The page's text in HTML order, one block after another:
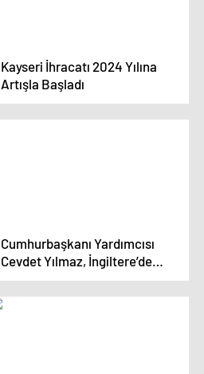
Kayseri İhracatı 2024 Yılına
Artışla Başladı
Cumhurbaşkanı Yardımcısı
Cevdet Yılmaz, İngiltere’de
Türk iş dünyası ve Kıbrıslı Türk
toplum temsilcileriyle buluştu